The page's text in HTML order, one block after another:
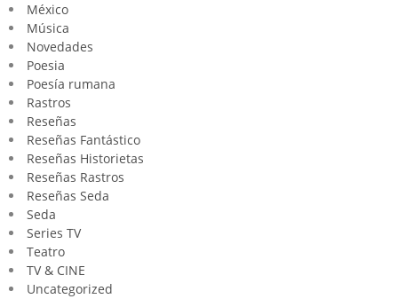
México
Música
Novedades
Poesia
Poesía rumana
Rastros
Reseñas
Reseñas Fantástico
Reseñas Historietas
Reseñas Rastros
Reseñas Seda
Seda
Series TV
Teatro
TV & CINE
Uncategorized